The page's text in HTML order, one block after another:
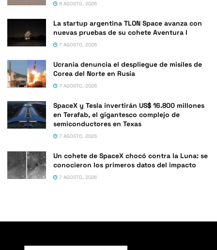
8 AGOSTO, 2026
La startup argentina TLON Space avanza con
nuevas pruebas de su cohete Aventura I
7 AGOSTO, 2026
Ucrania denuncia el despliegue de misiles de
Corea del Norte en Rusia
7 AGOSTO, 2026
SpaceX y Tesla invertirán US$ 16.800 millones
en Terafab, el gigantesco complejo de
semiconductores en Texas
7 AGOSTO, 2026
Un cohete de SpaceX chocó contra la Luna: se
conocieron los primeros datos del impacto
7 AGOSTO, 2026